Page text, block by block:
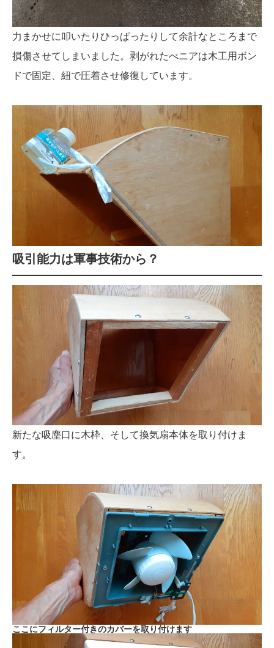
力まかせに叩いたりひっぱったりして余計なところまで
損傷させてしまいました。剥がれたべニアは木工用ボン
ドで固定、紐で圧着させ修復しています。
吸引能力は軍事技術から？
新たな吸塵口に木枠、そして換気扇本体を取り付けま
す。
ここにフィルター付きのカバーを取り付けます